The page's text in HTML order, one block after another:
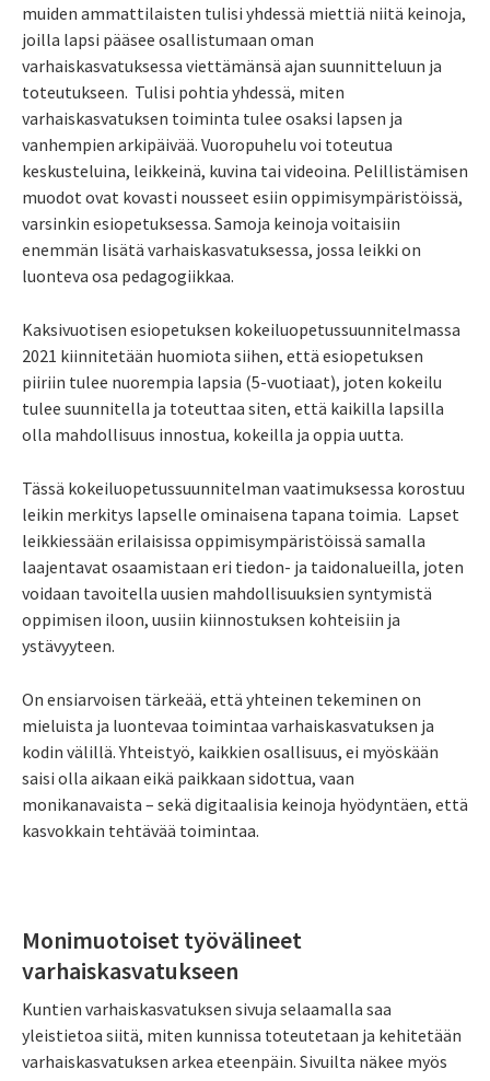
muiden ammattilaisten tulisi yhdessä miettiä niitä keinoja,
joilla lapsi pääsee osallistumaan oman
varhaiskasvatuksessa viettämänsä ajan suunnitteluun ja
toteutukseen. Tulisi pohtia yhdessä, miten
varhaiskasvatuksen toiminta tulee osaksi lapsen ja
vanhempien arkipäivää. Vuoropuhelu voi toteutua
keskusteluina, leikkeinä, kuvina tai videoina. Pelillistämisen
muodot ovat kovasti nousseet esiin oppimisympäristöissä,
varsinkin esiopetuksessa. Samoja keinoja voitaisiin
enemmän lisätä varhaiskasvatuksessa, jossa leikki on
luonteva osa pedagogiikkaa.
Kaksivuotisen esiopetuksen kokeiluopetussuunnitelmassa
2021 kiinnitetään huomiota siihen, että esiopetuksen
piiriin tulee nuorempia lapsia (5-vuotiaat), joten kokeilu
tulee suunnitella ja toteuttaa siten, että kaikilla lapsilla
olla mahdollisuus innostua, kokeilla ja oppia uutta.
Tässä kokeiluopetussuunnitelman vaatimuksessa korostuu
leikin merkitys lapselle ominaisena tapana toimia. Lapset
leikkiessään erilaisissa oppimisympäristöissä samalla
laajentavat osaamistaan eri tiedon- ja taidonalueilla, joten
voidaan tavoitella uusien mahdollisuuksien syntymistä
oppimisen iloon, uusiin kiinnostuksen kohteisiin ja
ystävyyteen.
On ensiarvoisen tärkeää, että yhteinen tekeminen on
mieluista ja luontevaa toimintaa varhaiskasvatuksen ja
kodin välillä. Yhteistyö, kaikkien osallisuus, ei myöskään
saisi olla aikaan eikä paikkaan sidottua, vaan
monikanavaista – sekä digitaalisia keinoja hyödyntäen, että
kasvokkain tehtävää toimintaa.
Monimuotoiset työvälineet
varhaiskasvatukseen
Kuntien varhaiskasvatuksen sivuja selaamalla saa
yleistietoa siitä, miten kunnissa toteutetaan ja kehitetään
varhaiskasvatuksen arkea eteenpäin. Sivuilta näkee myös